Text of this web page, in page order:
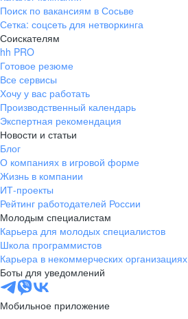
Поиск по вакансиям в Сосьве
Сетка: соцсеть для нетворкинга
Соискателям
hh PRO
Готовое резюме
Все сервисы
Хочу у вас работать
Производственный календарь
Экспертная рекомендация
Новости и статьи
Блог
О компаниях в игровой форме
Жизнь в компании
ИТ-проекты
Рейтинг работодателей России
Молодым специалистам
Карьера для молодых специалистов
Школа программистов
Карьера в некоммерческих организациях
Боты для уведомлений
Мобильное приложение